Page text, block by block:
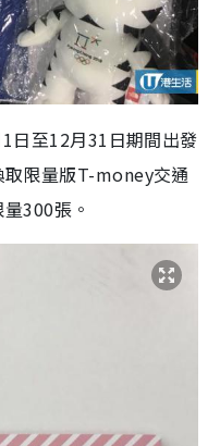
日至12月31日期間出發
限量版T-money交通
300張。